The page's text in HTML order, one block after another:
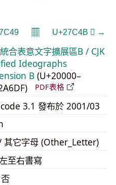
𝄜 U+27C4B 𧱋 →
統合表意文字擴展區B / CJK
Ideographs
B (U+20000–
PDF表格
3.1 發布於 2001/03
其它字母 (Other_Letter)
至右書寫